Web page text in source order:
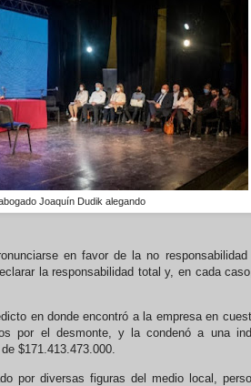
Joaquín Dudik alegando
en favor de la no
la responsabilidad total y, en cada
en donde encontró a la empresa en
por el desmonte, y la condenó a una
$171.413.473.000.
por diversas figuras del medio local,